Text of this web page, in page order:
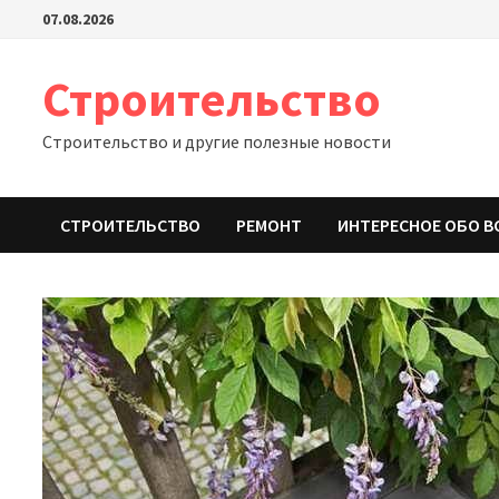
Перейти07.08.2026
Строительство
Строительство и другие полезные новости
СТРОИТЕЛЬСТВО РЕМОНТ ИНТЕРЕСНОЕ ОБО